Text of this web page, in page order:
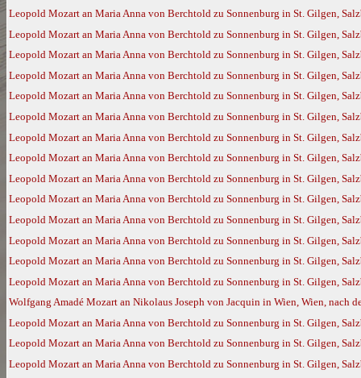
Leopold Mozart an Maria Anna von Berchtold zu Sonnenburg in St. Gilgen,
Leopold Mozart an Maria Anna von Berchtold zu Sonnenburg in St. Gilgen,
Leopold Mozart an Maria Anna von Berchtold zu Sonnenburg in St. Gilgen,
Leopold Mozart an Maria Anna von Berchtold zu Sonnenburg in St. Gilgen,
Leopold Mozart an Maria Anna von Berchtold zu Sonnenburg in St. Gilgen,
Leopold Mozart an Maria Anna von Berchtold zu Sonnenburg in St. Gilgen,
Leopold Mozart an Maria Anna von Berchtold zu Sonnenburg in St. Gilgen,
Leopold Mozart an Maria Anna von Berchtold zu Sonnenburg in St. Gilgen,
Leopold Mozart an Maria Anna von Berchtold zu Sonnenburg in St. Gilgen,
Leopold Mozart an Maria Anna von Berchtold zu Sonnenburg in St. Gilgen,
Leopold Mozart an Maria Anna von Berchtold zu Sonnenburg in St. Gilgen,
Leopold Mozart an Maria Anna von Berchtold zu Sonnenburg in St. Gilgen,
Leopold Mozart an Maria Anna von Berchtold zu Sonnenburg in St. Gilgen,
Leopold Mozart an Maria Anna von Berchtold zu Sonnenburg in St. Gilgen,
Wolfgang Amadé Mozart an Nikolaus Joseph von Jacquin in Wien, Wien, nach
Leopold Mozart an Maria Anna von Berchtold zu Sonnenburg in St. Gilgen,
Leopold Mozart an Maria Anna von Berchtold zu Sonnenburg in St. Gilgen,
Leopold Mozart an Maria Anna von Berchtold zu Sonnenburg in St. Gilgen,